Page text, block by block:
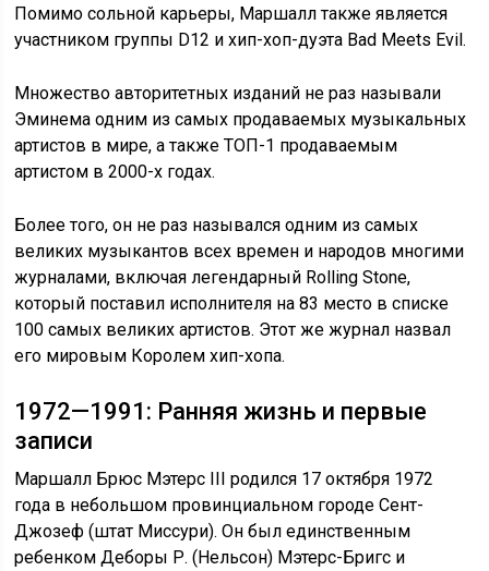
Помимо сольной карьеры, Маршалл также является
участником группы D12 и хип-хоп-дуэта Bad Meets Evil.
Множество авторитетных изданий не раз называли
Эминема одним из самых продаваемых музыкальных
артистов в мире, а также ТОП-1 продаваемым
артистом в 2000-х годах.
Более того, он не раз назывался одним из самых
великих музыкантов всех времен и народов многими
журналами, включая легендарный Rolling Stone,
который поставил исполнителя на 83 место в списке
100 самых великих артистов. Этот же журнал назвал
его мировым Королем хип-хопа.
1972—1991: Ранняя жизнь и первые
записи
Маршалл Брюс Мэтерс III родился 17 октября 1972
года в небольшом провинциальном городе Сент-
Джозеф (штат Миссури). Он был единственным
ребенком Деборы Р. (Нельсон) Мэтерс-Бригс и